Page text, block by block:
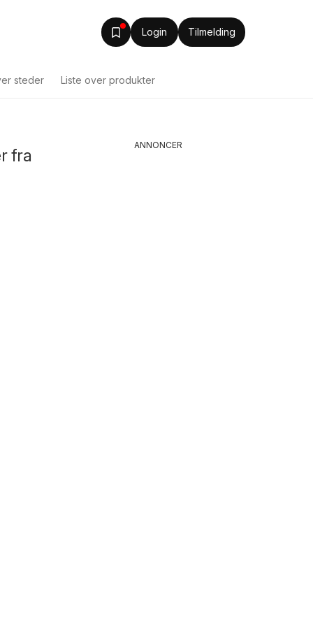
Login Tilmelding
steder Liste over produkter
fra
ANNONCER